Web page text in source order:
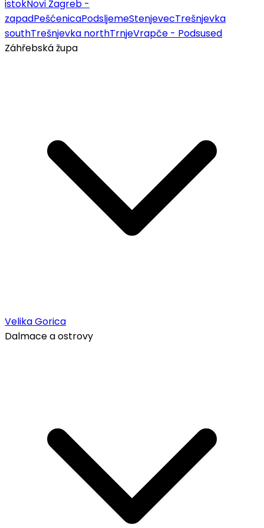
istokNovi Zagreb -
zapadPešćenicaPodsljemeStenjevecTrešnjevka
southTrešnjevka northTrnjeVrapče - Podsused
Záhřebská župa
Velika Gorica
Dalmace a ostrovy